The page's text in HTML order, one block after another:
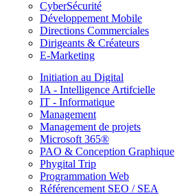
CyberSécurité
Développement Mobile
Directions Commerciales
Dirigeants & Créateurs
E-Marketing
Initiation au Digital
IA - Intelligence Artifcielle
IT - Informatique
Management
Management de projets
Microsoft 365®
PAO & Conception Graphique
Phygital Trip
Programmation Web
Référencement SEO / SEA